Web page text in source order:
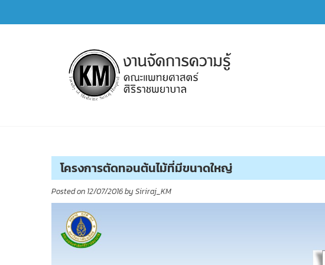
to
โครงการตัดทอนต้นไม้ที่มีขนาดใหญ่
Posted on 12/07/2016by Siriraj_KM